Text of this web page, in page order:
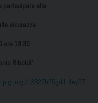
partecipare alla
sicurezza
ore 18.30
Riboldi”
b3B2Zb35gdJL4ey37